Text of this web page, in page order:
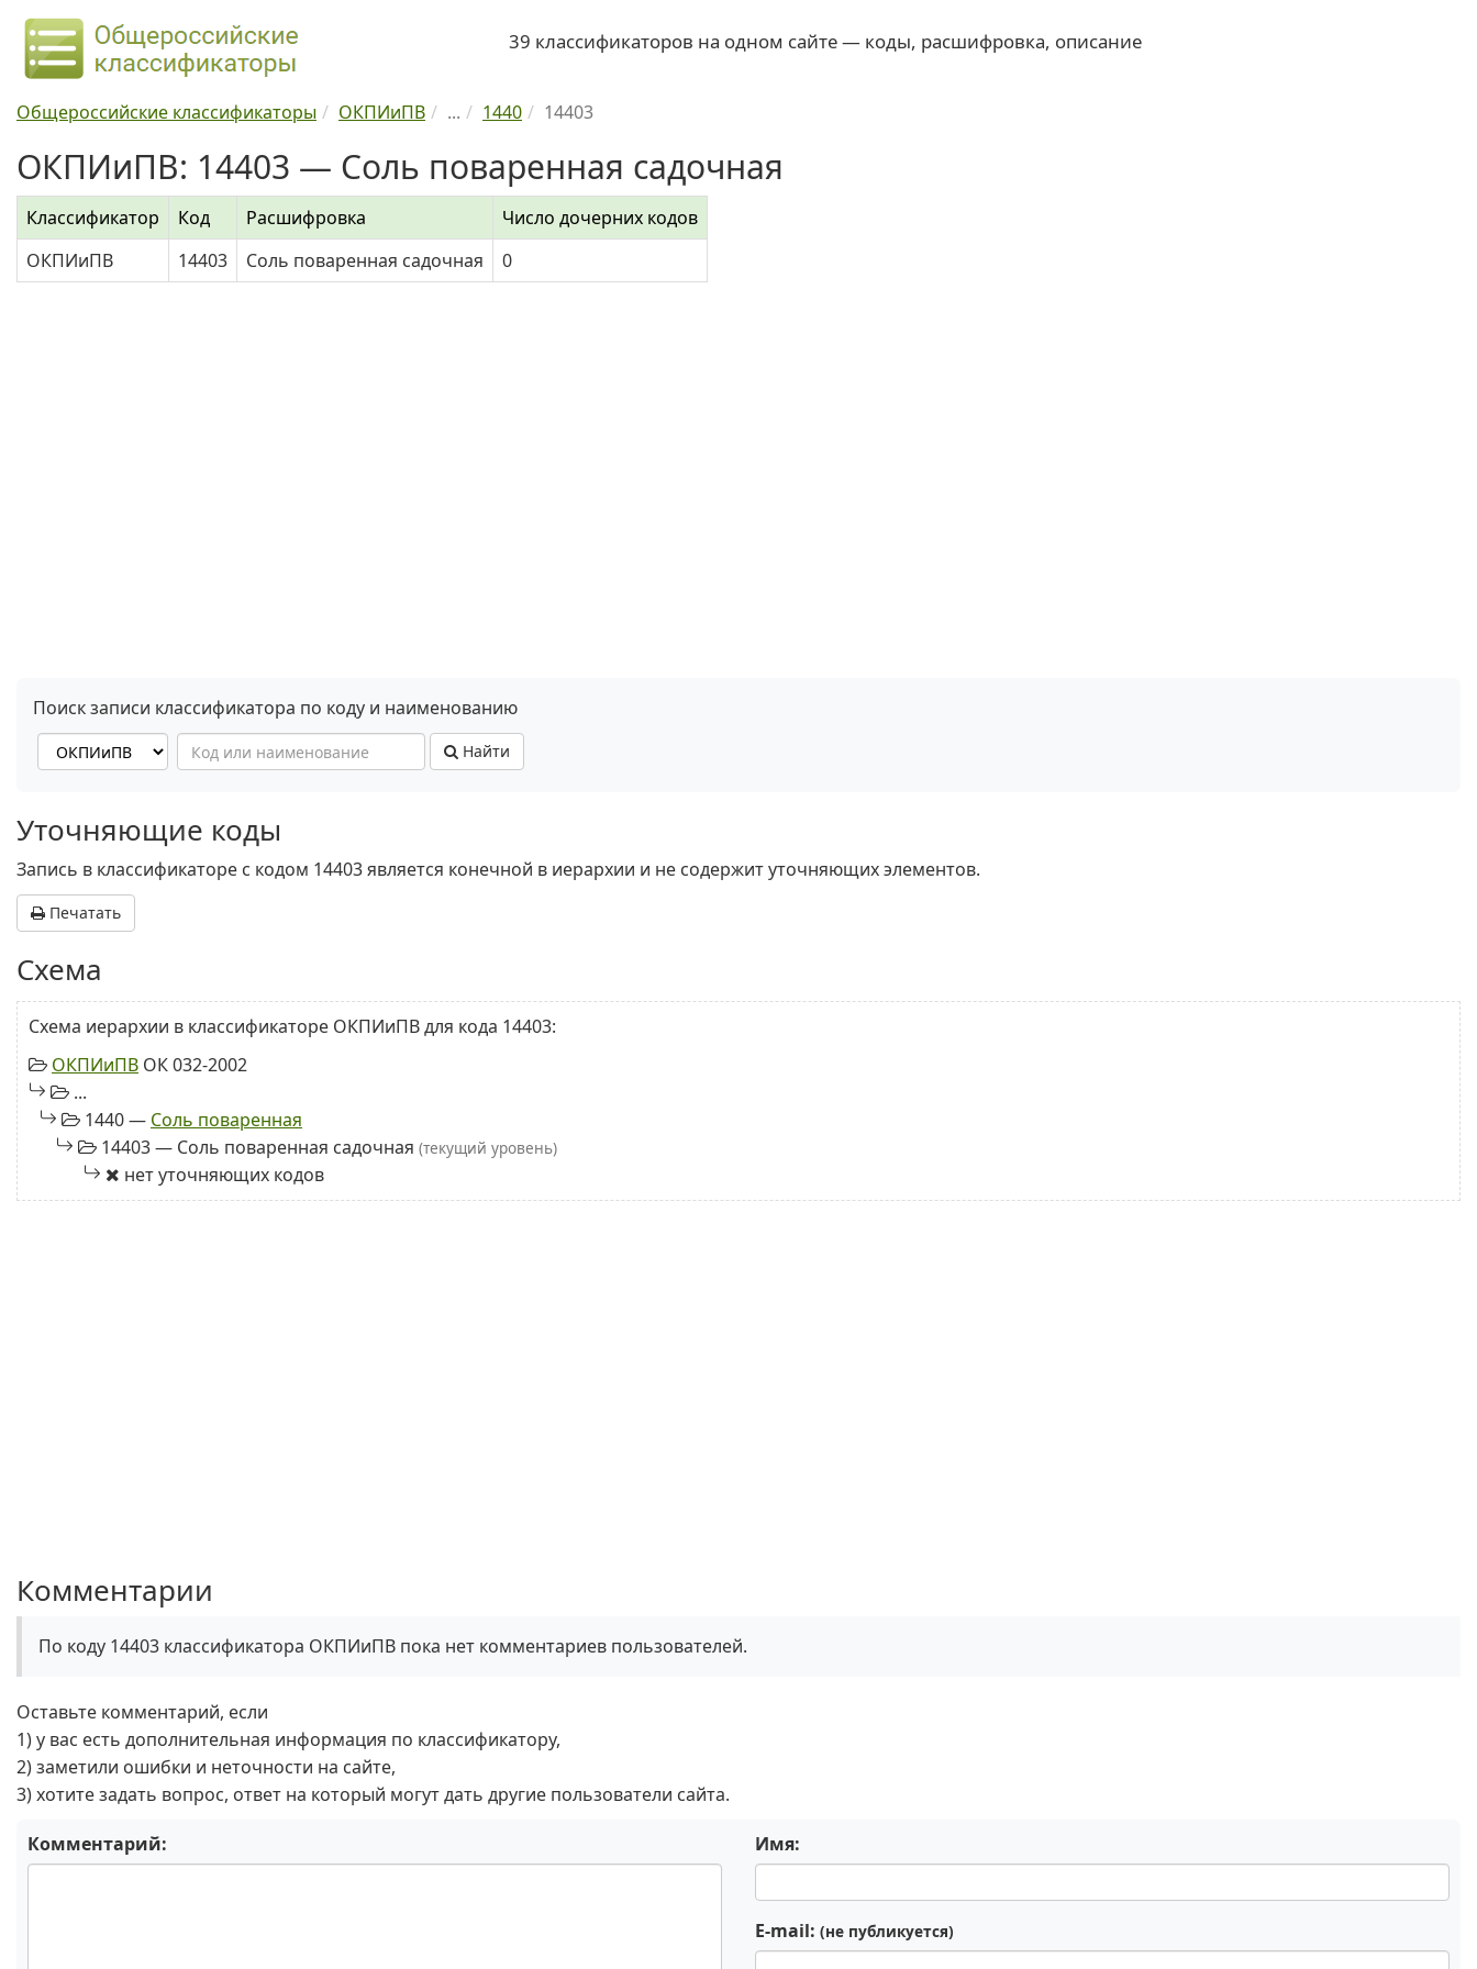
39 классификаторов на одном сайте — коды, расшифровка, описание
Общероссийские классификаторы ОКПИиПВ ... 1440 14403
ОКПИиПВ: 14403 — Соль поваренная садочная
Классификатор Код Расшифровка
Число дочерних кодов
ОКПИиПВ
14403 Соль поваренная садочная 0
Поиск записи классификатора по коду и наименованию
Найти
Уточняющие коды
Запись в классификаторе с кодом 14403 является конечной в иерархии и не содержит уточняющих элементов.
Печатать
Схема
Схема иерархии в классификаторе ОКПИиПВ для кода 14403:
ОКПИиПВ ОК 032-2002
...
1440 — Соль поваренная
14403 — Соль поваренная садочная (текущий уровень)
нет уточняющих кодов
Комментарии
По коду 14403 классификатора ОКПИиПВ пока нет комментариев пользователей.
Оставьте комментарий, если
1) у вас есть дополнительная информация по классификатору,
2) заметили ошибки и неточности на сайте,
3) хотите задать вопрос, ответ на который могут дать другие пользователи сайта.
Комментарий: Имя:
E-mail: (не публикуется)